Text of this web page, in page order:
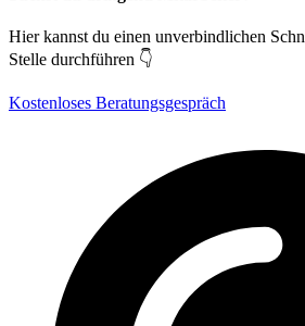
Hier kannst du einen unverbindlichen
Stelle durchführen 👇
Kostenloses Beratungsgespräch